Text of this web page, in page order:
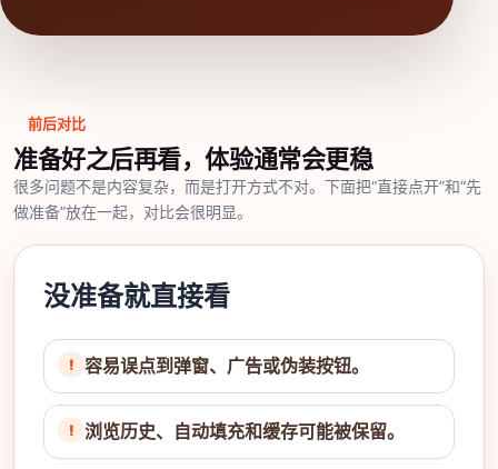
前后对比
准备好之后再看，体验通常会更稳
很多问题不是内容复杂，而是打开方式不对。下面把“直接点开”和“先
做准备”放在一起，对比会很明显。
没准备就直接看
容易误点到弹窗、广告或伪装按钮。
浏览历史、自动填充和缓存可能被保留。